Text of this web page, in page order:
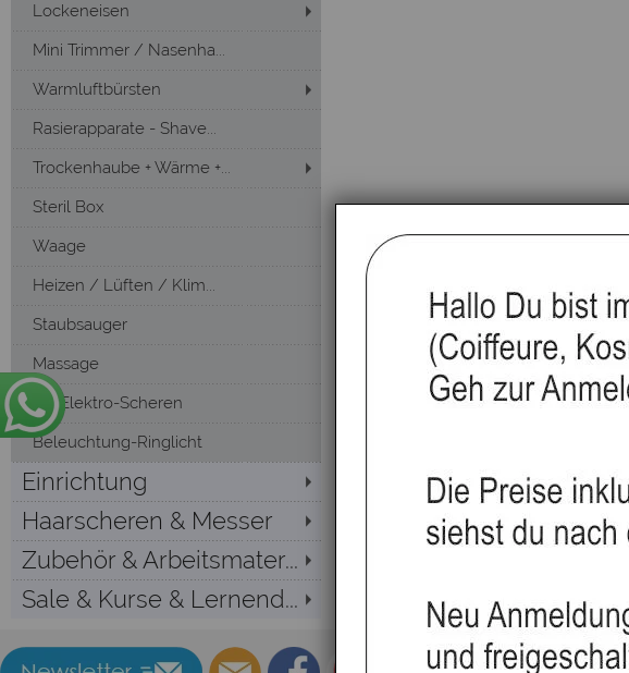
Lockeneisen
Mini Trimmer / Nasenha...
Warmluftbürsten
Rasierapparate - Shave...
Trockenhaube + Wärme +...
Steril Box
Waage
Heizen / Lüften / Klim...
Staubsauger
Massage
Öl -Elektro-Scheren
Beleuchtung-Ringlicht
Einrichtung
Haarscheren & Messer
Zubehör & Arbeitsmater...
Sale & Kurse & Lernend...